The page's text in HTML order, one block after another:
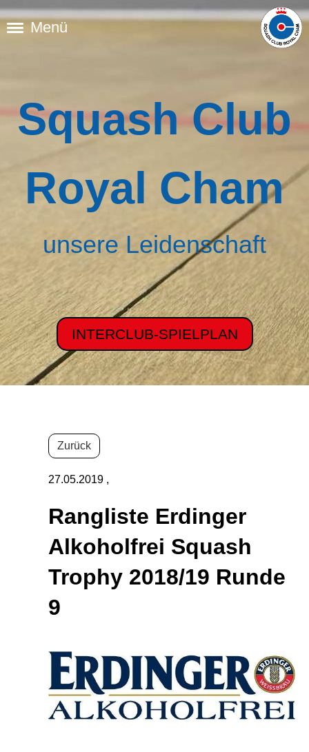
Menü
Squash Club
Royal Cham
unsere Leidenschaft
INTERCLUB-SPIELPLAN
Zurück
27.05.2019 ,
Rangliste Erdinger
Alkoholfrei Squash
Trophy 2018/19 Runde
9